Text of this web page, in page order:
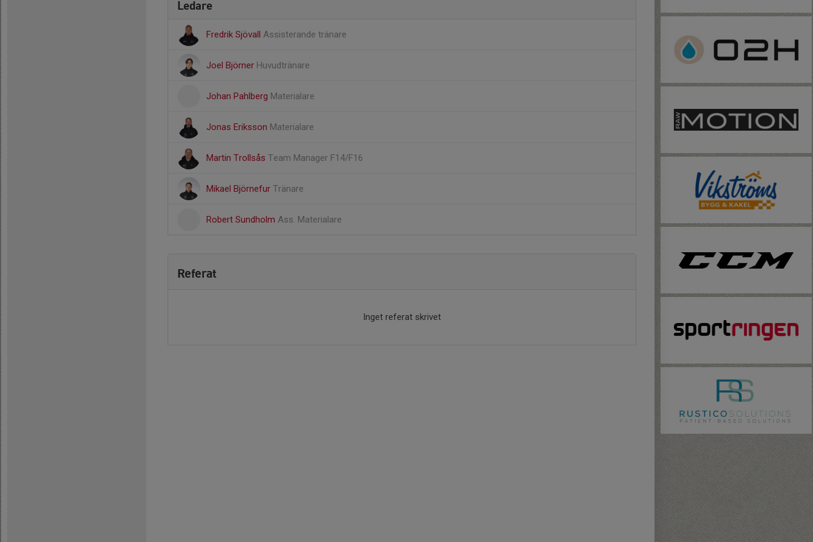
Ledare
Fredrik Sjövall Assisterande tränare
Joel Björner Huvudtränare
Johan Pahlberg Materialare
Jonas Eriksson Materialare
Martin Trollsås Team Manager F14/F16
Mikael Björnefur Tränare
Robert Sundholm Ass. Materialare
Referat
Inget referat skrivet